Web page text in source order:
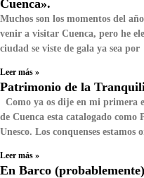
Cuenca».
Muchos son los momentos del
venir a visitar Cuenca, pero he
ciudad se viste de gala ya sea por
Leer más »
Patrimonio de la
Como ya os dije en mi primera
de Cuenca esta catalogado
Unesco. Los conquenses
Leer más »
En Barco